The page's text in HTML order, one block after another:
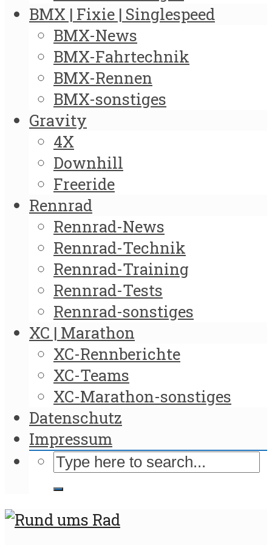
BMX | Fixie | Singlespeed
BMX-News
BMX-Fahrtechnik
BMX-Rennen
BMX-sonstiges
Gravity
4X
Downhill
Freeride
Rennrad
Rennrad-News
Rennrad-Technik
Rennrad-Training
Rennrad-Tests
Rennrad-sonstiges
XC | Marathon
XC-Rennberichte
XC-Teams
XC-Marathon-sonstiges
Datenschutz
Impressum